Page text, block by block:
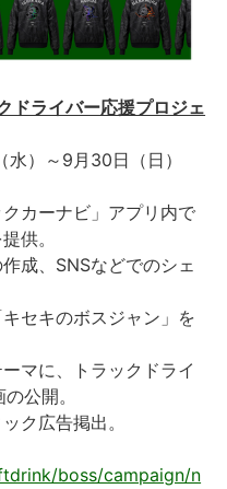
ライバー応援プロジェ
水）～9月30日（日）
カーナビ」アプリ内で
供。
成、SNSなどでのシェ
セキのボスジャン」を
マに、トラックドライ
公開。
ク広告掲出。
boss/campaign/n